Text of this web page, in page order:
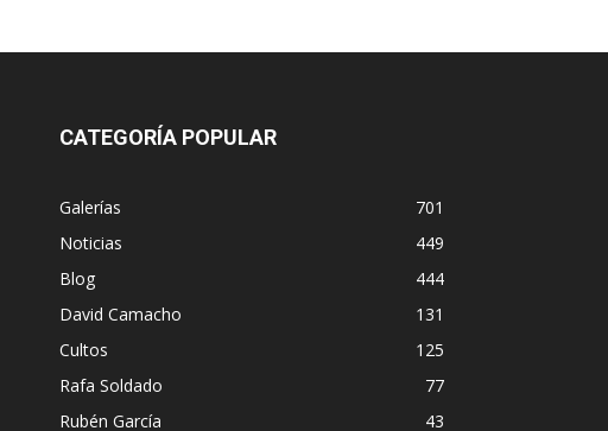
CATEGORÍA POPULAR
Galerías
701
Noticias
449
Blog
444
David Camacho
131
Cultos
125
Rafa Soldado
77
Rubén García
43